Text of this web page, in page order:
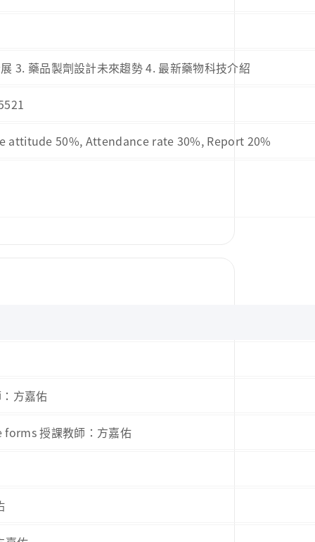
3. 藥品製劑設計未來趨勢 4. 最新藥物科技介紹
attitude 50%, Attendance rate 30%, Report 20%
方嘉佑
授課教師：方嘉佑